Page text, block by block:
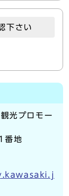
下さい
光プロモー
番地